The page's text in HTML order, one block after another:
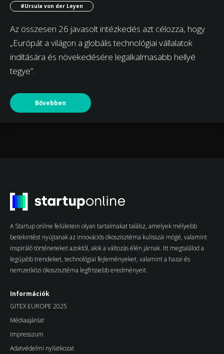
#Ursula von der Leyen
Az összesen 26 javasolt intézkedés azt célozza, hogy
„Európát a világon a globális technológiai vállalatok
indítására és növekedésére legalkalmasabb hellyé
tegye”.
Bővebben
A Startup online felületein olyan tartalmakat találsz, amelyek mélyebb
betekintést nyújtanak az innovációs ökoszisztéma kulisszái mögé, valamint
inspiráló történeteket azoktól, akik a változás élén járnak. Itt megtalálod a
legújabb trendeket, technológiai fejleményeket, valamint a hazai és
nemzetközi ökoszisztéma legfrissebb eredményeit.
Információk
GITEX EUROPE 2025
Médiaajánlat
Impresszum
Adatvédelmi nyilatkozat